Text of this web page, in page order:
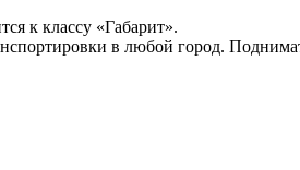
к классу «Габарит».
в любой город.